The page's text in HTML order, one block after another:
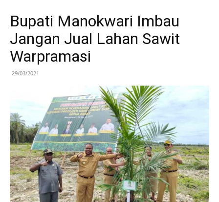
Bupati Manokwari Imbau
Jangan Jual Lahan Sawit
Warpramasi
29/03/2021